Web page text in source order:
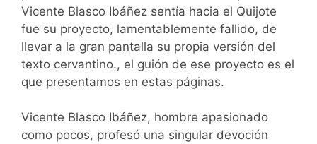
Vicente Blasco Ibáñez sentía hacia el Quijote
fue su proyecto, lamentablemente fallido, de
llevar a la gran pantalla su propia versión del
texto cervantino., el guión de ese proyecto es el
que presentamos en estas páginas.
Vicente Blasco Ibáñez, hombre apasionado
como pocos, profesó una singular devoción